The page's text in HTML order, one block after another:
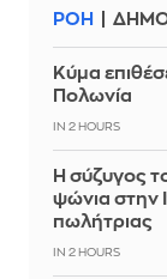
ΡΟΗ
Κύμα
Πολωνία
IN 2 HOURS
Η σύζυγος
ψώνια στην
πωλήτριας
IN 2 HOURS